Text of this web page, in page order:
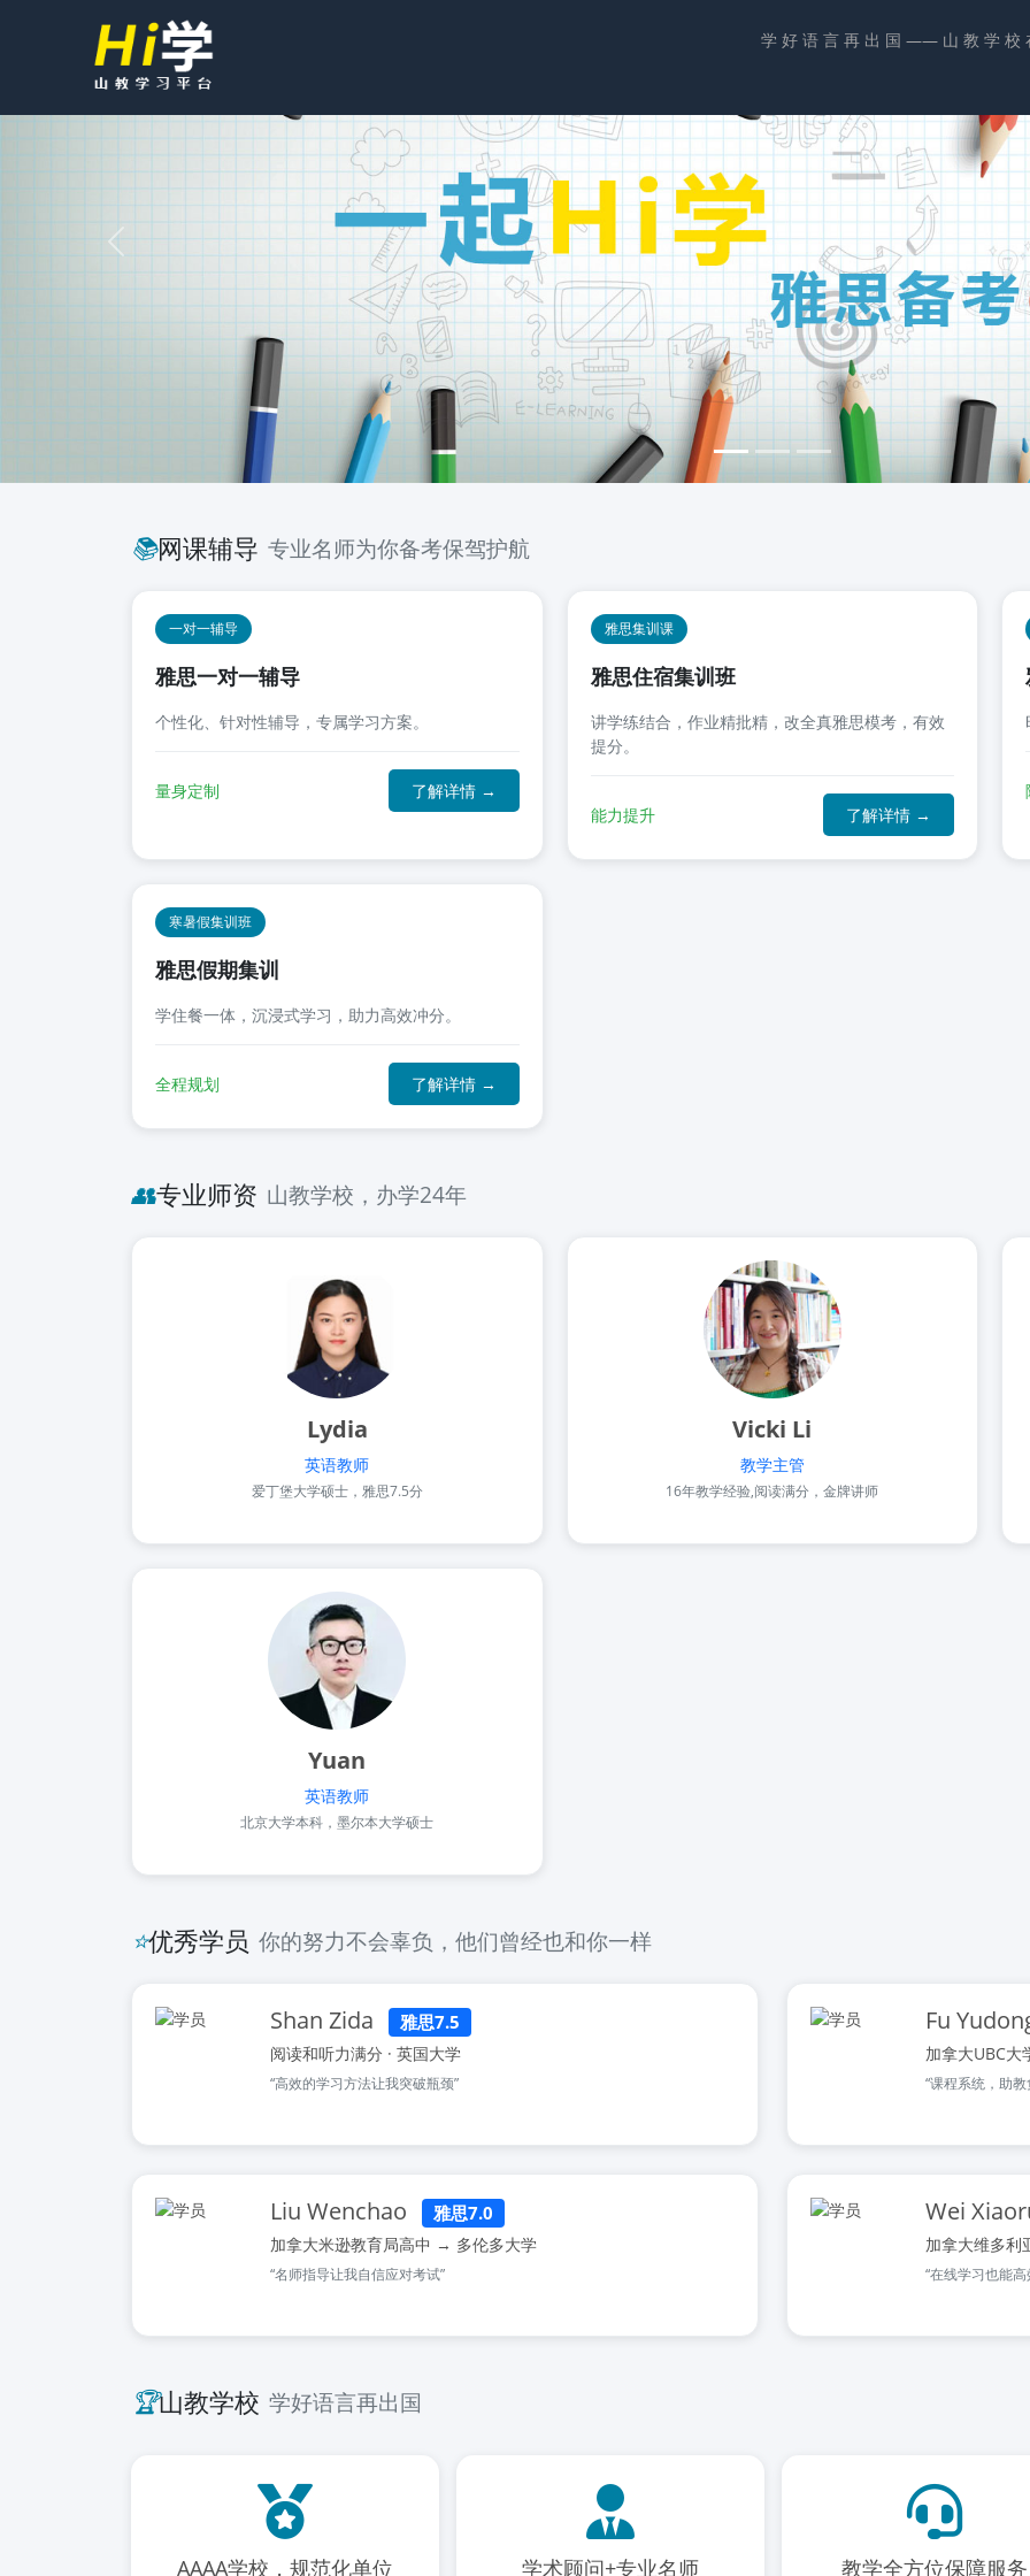
学 好 语 言 再 出 国 —— 山 教 学 校
Previous
📚网课辅导 专业名师为你备考保驾护航
一对一辅导
雅思一对一辅导
个性化、针对性辅导，专属学习方案。
量身定制 了解详情 →
雅思集训课
雅思住宿集训班
讲学练结合，作业精批精，改全真雅思模考，有效
提分。
能力提升 了解详情 →
寒暑假集训班
雅思假期集训
学住餐一体，沉浸式学习，助力高效冲分。
全程规划 了解详情 →
👥专业师资 山教学校，办学24年
Lydia
英语教师
爱丁堡大学硕士，雅思7.5分
Vicki Li
教学主管
16年教学经验,阅读满分，金牌讲师
Yuan
英语教师
北京大学本科，墨尔本大学硕士
⭐优秀学员 你的努力不会辜负，他们曾经也和你一样
Shan Zida 雅思7.5
阅读和听力满分 · 英国大学
“高效的学习方法让我突破瓶颈”
Liu Wenchao 雅思7.0
加拿大米逊教育局高中 → 多伦多大学
“名师指导让我自信应对考试”
Fu
加拿大UBC大
“课程系统，助教
Wei
加拿大维多利
“在线学习也能高
🏆山教学校 学好语言再出国
AAAA学校，规范化单位 学术顾问+专业名师 教学全方位保障服务